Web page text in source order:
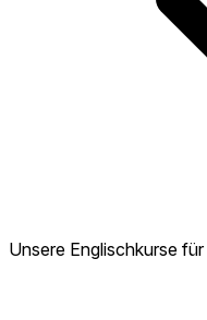
Unsere Englischkurse